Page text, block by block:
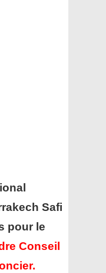
Safi
pour le
Conseil